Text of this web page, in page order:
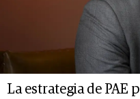
La estrategia de PAE